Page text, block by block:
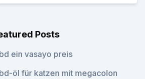
Posts
ein vasayo preis
öl für katzen mit megacolon